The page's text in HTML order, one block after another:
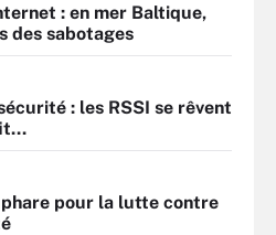
: en mer Baltique,
des sabotages
: les RSSI se rêvent
pour la lutte contre